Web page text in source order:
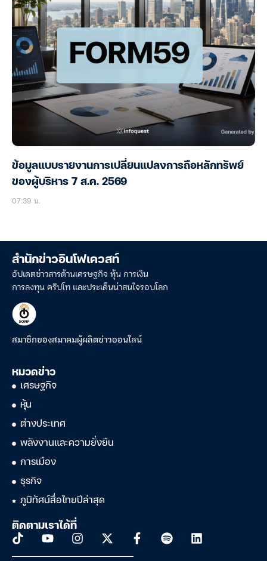
ข้อมูลแบบรายงานการเปลี่ยนแปลงการถือหลักทรัพย์
ของผู้บริหาร 7 ส.ค. 2569
07:39 น.
สำนักข่าวอินโฟเควสท์
อัปเดตข่าวสารด้านเศรษฐกิจ หุ้น การเงิน
การลงทุน คริปโท และประเด็นน่าสนใจรอบโลก
สมาชิกของสมาคมผู้ผลิตข่าวออนไลน์
หมวดข่าว
เศรษฐกิจ
หุ้น
ต่างประเทศ
พลังงานและความยั่งยืน
การเมือง
ธุรกิจ
ภูมิทัศน์สื่อไทยปีล่าสุด
ติดตามเราได้ที่